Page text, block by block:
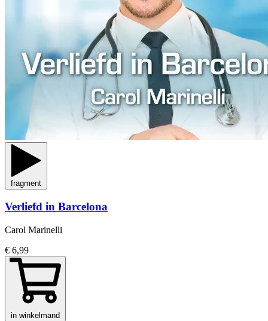
fragment
Verliefd in Barcelona
Carol Marinelli
€ 6,99
in winkelmand